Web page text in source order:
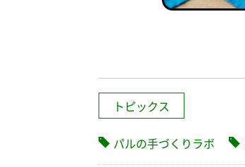
トピックス
パルの手づくりラボ